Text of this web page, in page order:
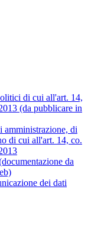
di cui all'art. 14,
(da pubblicare in
di
di cui all'art. 14, co.
da
dei dati